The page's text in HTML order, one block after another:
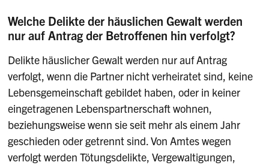
Welche Delikte der häuslichen Gewalt werden
nur auf Antrag der Betroffenen hin verfolgt?
Delikte häuslicher Gewalt werden nur auf Antrag
verfolgt, wenn die Partner nicht verheiratet sind, keine
Lebensgemeinschaft gebildet haben, oder in keiner
eingetragenen Lebenspartnerschaft wohnen,
beziehungsweise wenn sie seit mehr als einem Jahr
geschieden oder getrennt sind. Von Amtes wegen
verfolgt werden Tötungsdelikte, Vergewaltigungen,